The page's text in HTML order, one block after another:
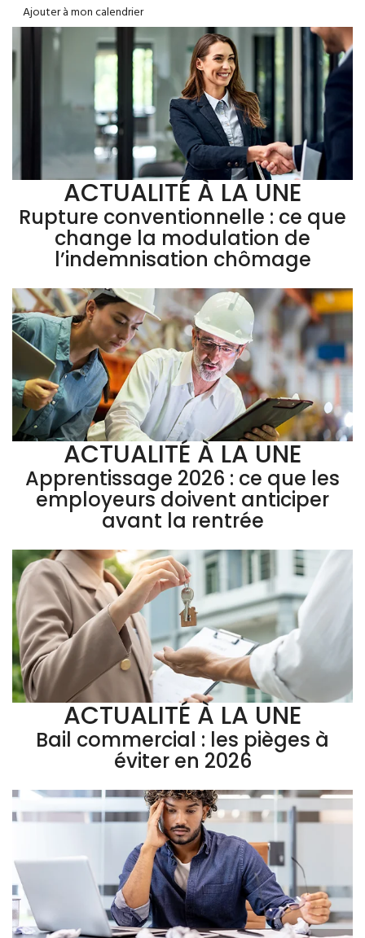
Ajouter à mon calendrier
ACTUALITÉ À LA UNE
Rupture conventionnelle : ce que
change la modulation de
l’indemnisation chômage
ACTUALITÉ À LA UNE
Apprentissage 2026 : ce que les
employeurs doivent anticiper
avant la rentrée
ACTUALITÉ À LA UNE
Bail commercial : les pièges à
éviter en 2026